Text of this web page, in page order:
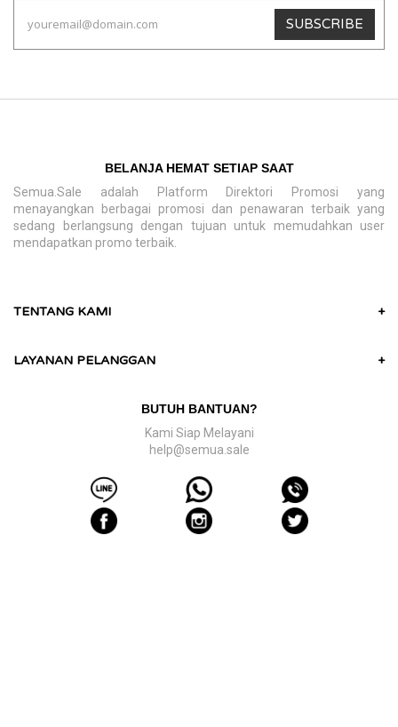
SUBSCRIBE
BELANJA HEMAT SETIAP SAAT
Semua.Sale adalah Platform Direktori Promosi yang
menayangkan berbagai promosi dan penawaran terbaik yang
sedang berlangsung dengan tujuan untuk memudahkan user
mendapatkan promo terbaik.
TENTANG KAMI +
LAYANAN PELANGGAN +
BUTUH BANTUAN?
Kami Siap Melayani
help@semua.sale